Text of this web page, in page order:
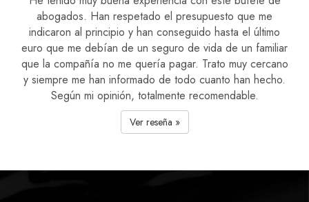
abogados. Han respetado el presupuesto que me
indicaron al principio y han conseguido hasta el último
euro que me debían de un seguro de vida de un familiar
que la compañía no me quería pagar. Trato muy cercano
y siempre me han informado de todo cuanto han hecho.
Según mi opinión, totalmente recomendable.
Ver reseña »